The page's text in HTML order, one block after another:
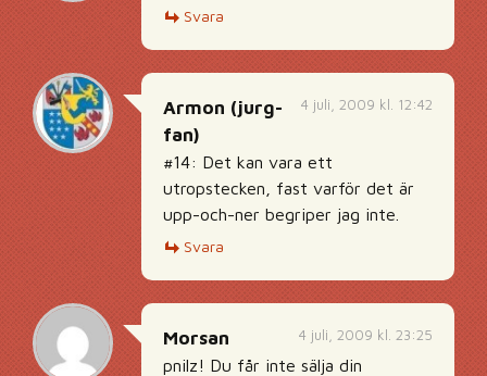
Svara
4 juli, 2009 kl. 12:42
Armon (jurg-
fan)
#14: Det kan vara ett
utropstecken, fast varför det är
upp-och-ner begriper jag inte.
Svara
4 juli, 2009 kl. 23:25
Morsan
pnilz! Du får inte sälja din